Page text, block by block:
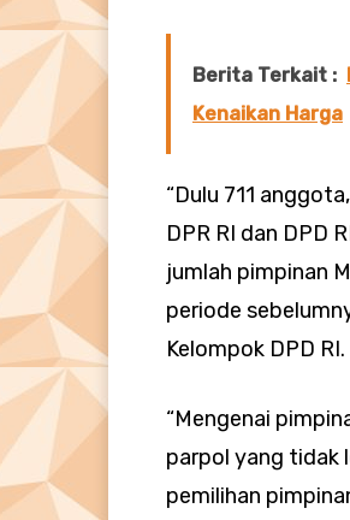
Berita Terkait :
Kenaikan Harga
“Dulu 711
DPR RI dan DPD
jumlah pimpinan
periode
Kelompok DPD RI.
“Mengenai
parpol yang tidak
pemilihan